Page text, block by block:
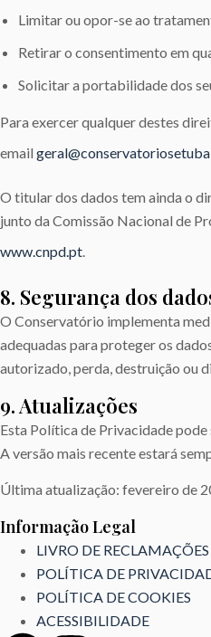
Limitar ou opor-se ao
Retirar o consentimento em
Solicitar a portabilidade dos
Para exercer qualquer destes
email
O titular dos dados tem ainda o
junto da Comissão Nacional de
www.cnpd.pt.
8. Segurança dos
O Conservatório implementa
adequadas para proteger os
autorizado, perda, destruição ou
9. Atualizações
Esta Política de Privacidade
A versão mais recente estará
Última atualização: fevereiro de
Informação Legal
LIVRO DE RECLAMAÇÕES
POLÍTICA DE
POLÍTICA DE COOKIES
ACESSIBILIDADE